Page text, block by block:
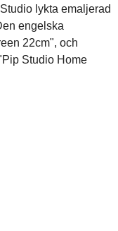
lykta emaljerad
engelska
22cm", och
Studio Home